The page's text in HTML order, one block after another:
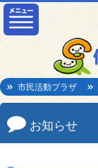
市民活動プラザ
お知らせ